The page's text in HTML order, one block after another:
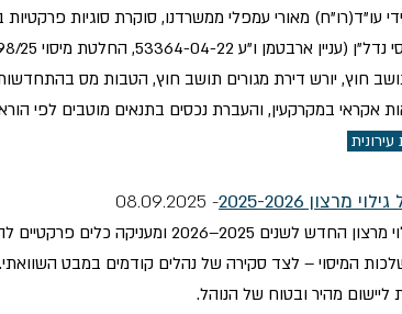
עו"ד(רו"ח) מאורי עמפלי ממשרדנו, סוקרת סוגיות
חוץ, יורש דירת מגורים תושב חוץ, הטבות מס בהתחדשות
ית
2025-2026
- 08.
09.2025
מצגת סוקרת את נוהל גילוי מרצון
המיסוי – לצד סקירה של נהלים קודמים במבט השוואתי.
ליישום מהיר ובטוח של הנוהל.